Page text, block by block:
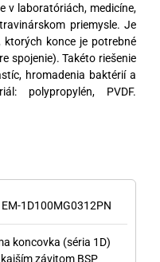
v laboratóriách, medicíne,
priemysle. Je
ktorých konce je potrebné
spojenie). Takéto riešenie
hromadenia baktérií a
polypropylén, PVDF.
EM-1D100MG0312PN
koncovka (séria 1D)
závitom BSP